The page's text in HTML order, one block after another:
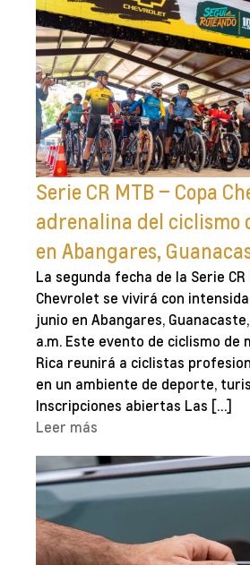
Serie CR MTB – Copa
adrenalina del ciclismo
en Abangares,
La segunda fecha de la Serie CR
Chevrolet se vivirá con
junio en Abangares,
a.m. Este evento de ciclismo de
Rica reunirá a ciclistas
en un ambiente de deporte,
Inscripciones abiertas Las […]
Leer más